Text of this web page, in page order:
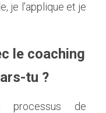
je l’applique et je
le coaching
tu ?
de